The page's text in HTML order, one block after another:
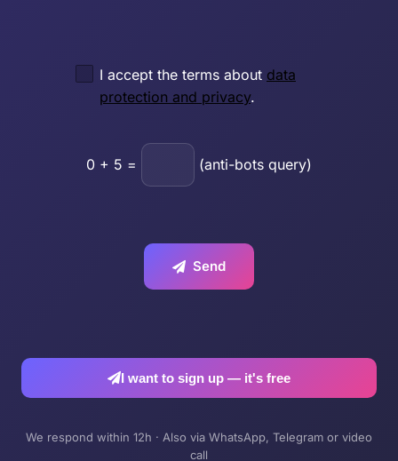
I accept the terms about data
protection and privacy.
0 + 5 = (anti-bots query)
Send
I want to sign up — it's free
We respond within 12h · Also via WhatsApp, Telegram or video
call